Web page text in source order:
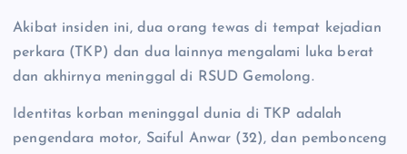
Akibat insiden ini, dua orang tewas di tempat kejadian
perkara (TKP) dan dua lainnya mengalami luka berat
dan akhirnya meninggal di RSUD Gemolong.
Identitas korban meninggal dunia di TKP adalah
pengendara motor, Saiful Anwar (32), dan pembonceng